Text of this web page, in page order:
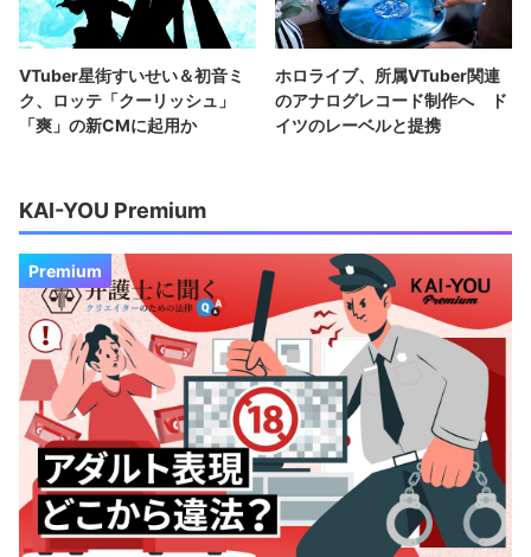
VTuber星街すいせい＆初音ミ
ク、ロッテ「クーリッシュ」
「爽」の新CMに起用か
ホロライブ、所属VTuber関連
のアナログレコード制作へ ド
イツのレーベルと提携
KAI-YOU Premium
Premium